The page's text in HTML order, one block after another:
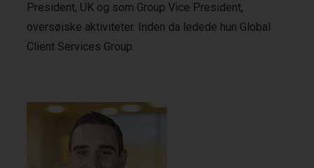
President, UK og som Group Vice President,
oversøiske aktiviteter. Inden da ledede hun Global
Client Services Group.